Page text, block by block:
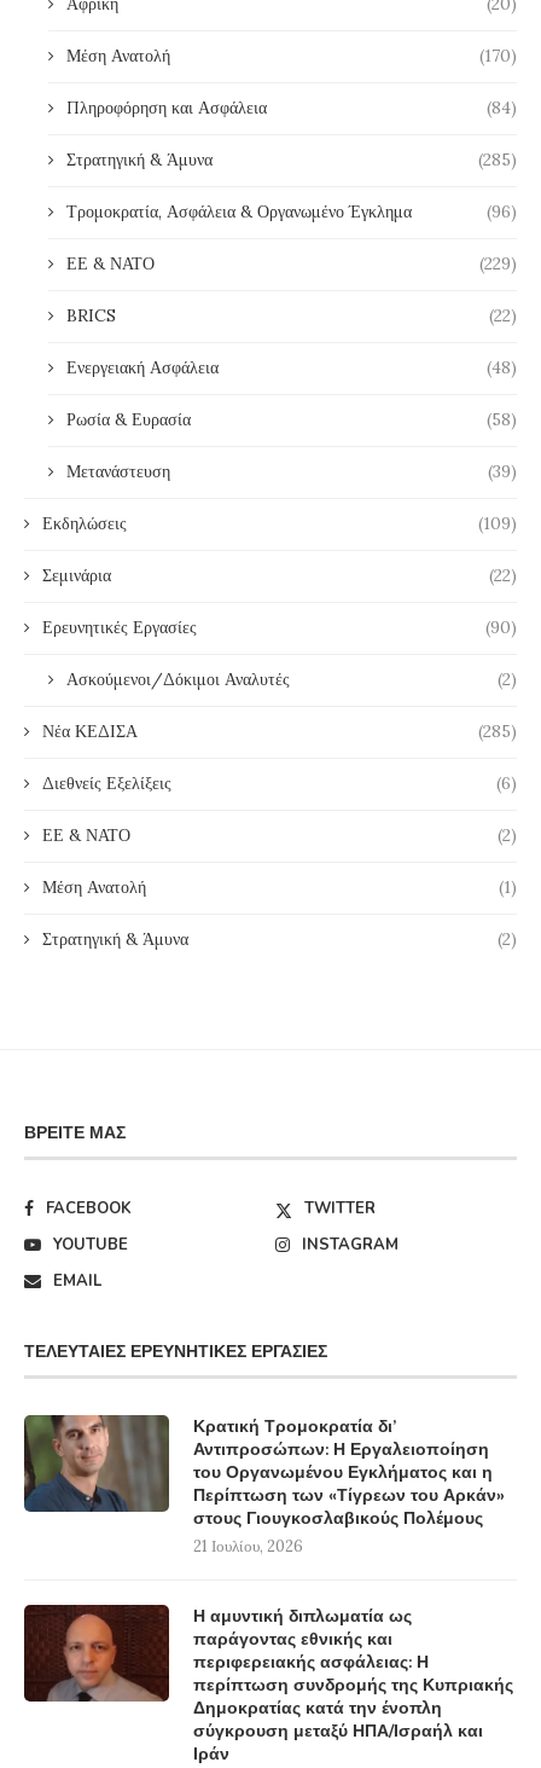
Μέση Ανατολή (170)
Πληροφόρηση και Ασφάλεια (84)
Στρατηγική & Άμυνα (285)
Τρομοκρατία, Ασφάλεια & Οργανωμένο Έγκλημα (96)
ΕΕ & ΝΑΤΟ (229)
BRICS (22)
Ενεργειακή Ασφάλεια (48)
Ρωσία & Ευρασία (58)
Μετανάστευση (39)
Εκδηλώσεις (109)
Σεμινάρια (22)
Ερευνητικές Εργασίες (90)
Ασκούμενοι/Δόκιμοι Αναλυτές (2)
Νέα ΚΕΔΙΣΑ (285)
Διεθνείς Εξελίξεις (6)
ΕΕ & ΝΑΤΟ (2)
Μέση Ανατολή (1)
Στρατηγική & Άμυνα (2)
ΒΡΕΊΤΕ ΜΑΣ
FACEBOOK
TWITTER
YOUTUBE
INSTAGRAM
EMAIL
ΤΕΛΕΥΤΑΊΕΣ ΕΡΕΥΝΗΤΙΚΈΣ ΕΡΓΑΣΊΕΣ
Κρατική Τρομοκρατία δι’
Αντιπροσώπων: Η Εργαλειοποίηση
του Οργανωμένου Εγκλήματος και η
Περίπτωση των «Τίγρεων του Αρκάν»
στους Γιουγκοσλαβικούς Πολέμους
21 Ιουλίου, 2026
Η αμυντική διπλωματία ως
παράγοντας εθνικής και
περιφερειακής ασφάλειας: Η
περίπτωση συνδρομής της Κυπριακής
Δημοκρατίας κατά την ένοπλη
σύγκρουση μεταξύ ΗΠΑ/Ισραήλ και
Ιράν